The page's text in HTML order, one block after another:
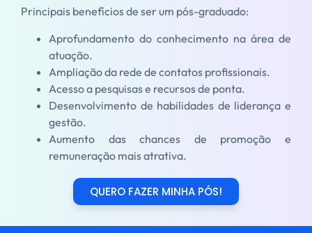
Principais benefícios de ser um pós-graduado:
Aprofundamento do conhecimento na área de
atuação.
Ampliação da rede de contatos profissionais.
Acesso a pesquisas e recursos de ponta.
Desenvolvimento de habilidades de liderança e
gestão.
Aumento das chances de promoção e
remuneração mais atrativa.
QUERO FAZER MINHA PÓS!